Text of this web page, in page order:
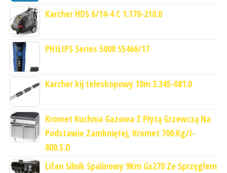
Karcher HDS 6/14-4 C 1.170-210.0
PHILIPS Series 5000 S5466/17
Karcher kij teleskopowy 10m 3.345-081.0
Kromet Kuchnia Gazowa Z Płytą Grzewczą Na
Podstawie Zamkniętej, Kromet 700.Kg/I-
800.S.D
Lifan Silnik Spalinowy 9Km Gx270 Ze Sprzęgłem